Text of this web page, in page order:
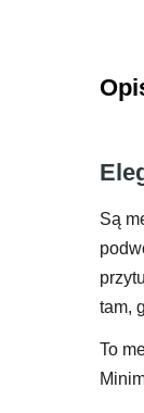
Są
tam,
To